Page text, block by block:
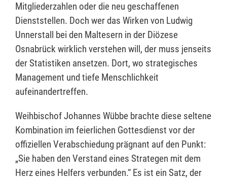
Mitgliederzahlen oder die neu geschaffenen
Dienststellen. Doch wer das Wirken von Ludwig
Unnerstall bei den Maltesern in der Diözese
Osnabrück wirklich verstehen will, der muss jenseits
der Statistiken ansetzen. Dort, wo strategisches
Management und tiefe Menschlichkeit
aufeinandertreffen.
Weihbischof Johannes Wübbe brachte diese seltene
Kombination im feierlichen Gottesdienst vor der
offiziellen Verabschiedung prägnant auf den Punkt:
„Sie haben den Verstand eines Strategen mit dem
Herz eines Helfers verbunden.“ Es ist ein Satz, der